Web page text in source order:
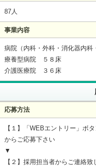
87人
事業内容
病院（内科・外科・消化器内科
療養型病院 ５８床
介護医療院 ３６床
応募方法
【１】「WEBエントリー」ボ
からご応募下さい
▼
【２】採用担当者からご連絡致